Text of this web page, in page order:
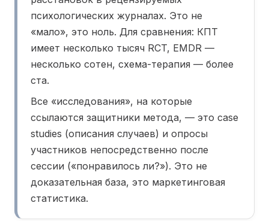
психологических журналах. Это не
«мало», это ноль. Для сравнения: КПТ
имеет несколько тысяч RCT, EMDR —
несколько сотен, схема-терапия — более
ста.
Все «исследования», на которые
ссылаются защитники метода, — это case
studies (описания случаев) и опросы
участников непосредственно после
сессии («понравилось ли?»). Это не
доказательная база, это маркетинговая
статистика.